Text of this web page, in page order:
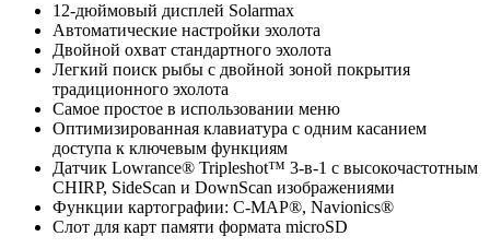
12-дюймовый дисплей Solarmax
Автоматические настройки эхолота
Двойной охват стандартного эхолота
Легкий поиск рыбы с двойной зоной покрытия
традиционного эхолота
Самое простое в использовании меню
Оптимизированная клавиатура с одним касанием
доступа к ключевым функциям
Датчик Lowrance® Tripleshot™ 3-в-1 с высокочастотным
CHIRP, SideScan и DownScan изображениями
Функции картографии: C-MAP®, Navionics®
Слот для карт памяти формата microSD